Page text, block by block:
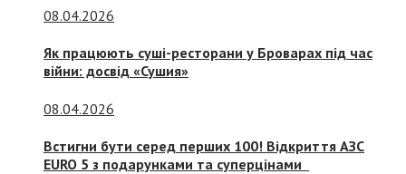
08.04.2026
Як працюють суші-ресторани у Броварах під час
війни: досвід «Сушия»
08.04.2026
Встигни бути серед перших 100! Відкриття АЗС
EURO 5 з подарунками та суперцінами